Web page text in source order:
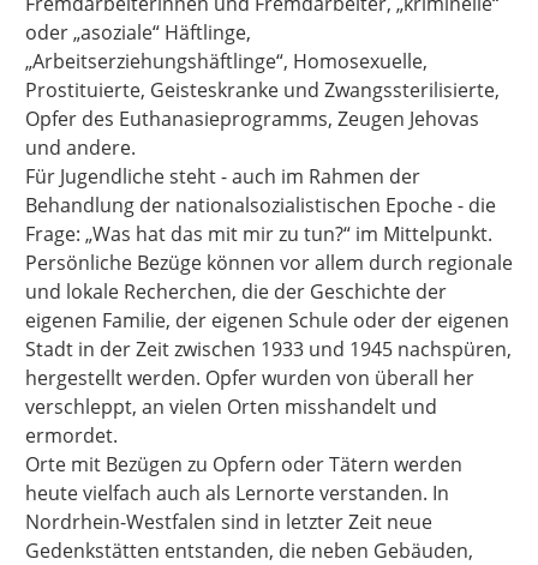
oder „asoziale“ Häftlinge,
„Arbeitserziehungshäftlinge“, Homosexuelle,
Prostituierte, Geisteskranke und Zwangssterilisierte,
Opfer des Euthanasieprogramms, Zeugen Jehovas
und andere.
Für Jugendliche steht - auch im Rahmen der
Behandlung der nationalsozialistischen Epoche - die
Frage: „Was hat das mit mir zu tun?“ im Mittelpunkt.
Persönliche Bezüge können vor allem durch regionale
und lokale Recherchen, die der Geschichte der
eigenen Familie, der eigenen Schule oder der eigenen
Stadt in der Zeit zwischen 1933 und 1945 nachspüren,
hergestellt werden. Opfer wurden von überall her
verschleppt, an vielen Orten misshandelt und
ermordet.
Orte mit Bezügen zu Opfern oder Tätern werden
heute vielfach auch als Lernorte verstanden. In
Nordrhein-Westfalen sind in letzter Zeit neue
Gedenkstätten entstanden, die neben Gebäuden,